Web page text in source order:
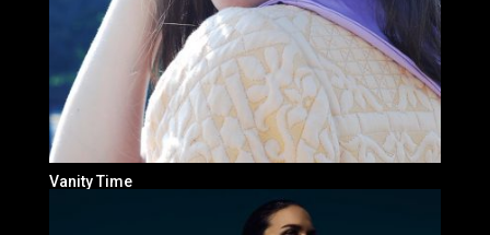
Vanity Time